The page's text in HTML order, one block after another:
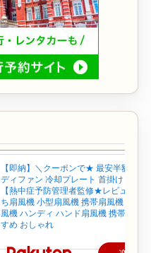
【即納】＼クーポンで★ 最安半額~／
ディファン 冷却プレート 首掛け 首か
【熱中症予防管理者監修★レビュー特
ち扇風機 小型扇風機 携帯扇風機 ネッ
風機 ハンディ ハンド扇風機 携帯 せん
すめ おしゃれ